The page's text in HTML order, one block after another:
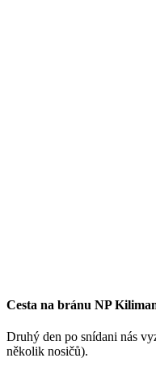
Cesta na bránu NP
Druhý den po snídani nás
několik nosičů).